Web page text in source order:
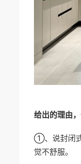
给出的理由，
①、说封闭式
觉不舒服。